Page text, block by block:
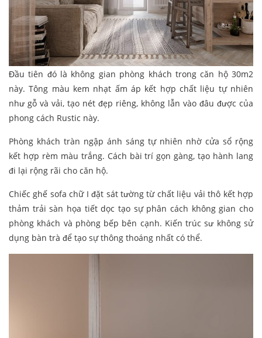
Đầu tiên đó là không gian phòng khách trong căn hộ 30m2
này. Tông màu kem nhạt ấm áp kết hợp chất liệu tự nhiên
như gỗ và vải, tạo nét đẹp riêng, không lẫn vào đâu được của
phong cách Rustic này.
Phòng khách tràn ngập ánh sáng tự nhiên nhờ cửa sổ rộng
kết hợp rèm màu trắng. Cách bài trí gọn gàng, tạo hành lang
đi lại rộng rãi cho căn hộ.
Chiếc ghế sofa chữ I đặt sát tường từ chất liệu vải thô kết hợp
thảm trải sàn họa tiết dọc tạo sự phân cách không gian cho
phòng khách và phòng bếp bên cạnh. Kiến trúc sư không sử
dụng bàn trà để tạo sự thông thoáng nhất có thể.